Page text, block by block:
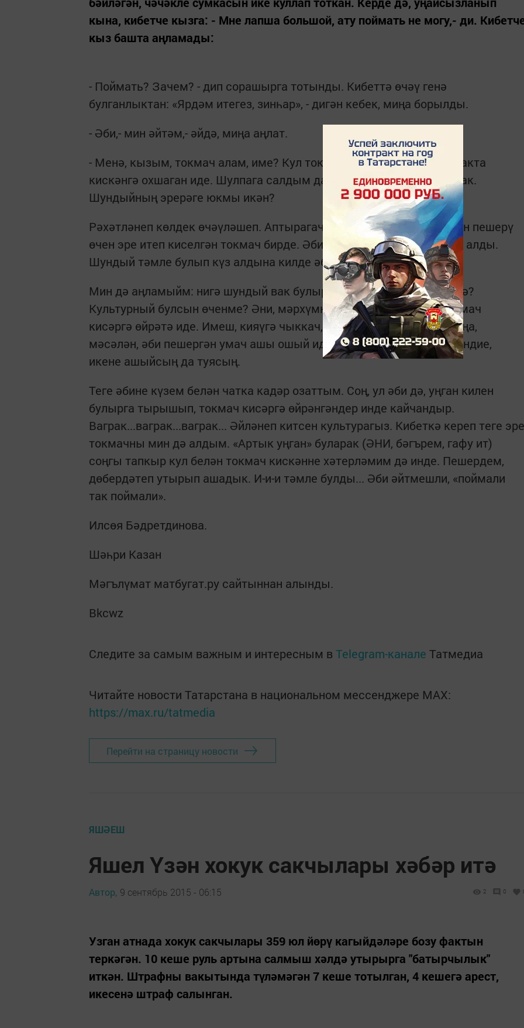
кына, кибетче кызга: - Мне лапша большой, ату поймать не могу,- ди.
кыз башта аңламады:
- Поймать? Зачем? - дип сорашырга тотынды. Кибеттә өчәү генә
булганлыктан: «Ярдәм итегез, зинһар», - дигән кебек, миңа борылды.
- Әби,- мин әйтәм,- әйдә, миңа аңлат.
- Менә, кызым, токмач алам, име? Кул токмачы. Прәме үзем яшь чакта
кискәнгә охшаган иде. Шулпага салдым да тотып булмый. Артык вак.
Шундыйның эрерәге юкмы икән?
Рәхәтләнеп көлдек өчәүләшеп. Аптырагач, сатучы кыз әбигә лагман пешерү
өчен эре итеп киселгән токмач бирде. Әби катык белән кара ипи дә алды.
Шундый тәмле булып күз алдына килде әбинең токмачлы ашы...
Мин дә аңламыйм: нигә шундый вак булырга тиеш икән ул токмач, ә?
Культурный булсын өченме? Әни, мәрхүмкәем, өстемдә торып токмач
кисәргә өйрәтә иде. Имеш, кияүгә чыккач, көләчәкләр үземнән. Миңа,
мәсәлән, әби пешергән умач ашы ошый иде. Әле умачларның да ниндие,
икене ашыйсың да туясың.
Теге әбине күзем белән чатка кадәр озаттым. Соң, ул әби дә, уңган килен
булырга тырышып, токмач кисәргә өйрәнгәндер инде кайчандыр.
Ваграк...ваграк...ваграк... Әйләнеп китсен культурагыз. Кибеткә кереп теге эре
токмачны мин дә алдым. «Артык уңган» буларак (ӘНИ, бәгърем, гафу ит)
соңгы тапкыр кул белән токмач кискәнне хәтерләмим дә инде. Пешердем,
дөбердәтеп утырып ашадык. И-и-и тәмле булды... Әби әйтмешли, «поймали
так поймали».
Илсөя Бәдретдинова.
Шәһри Казан
Мәгълүмат матбугат.ру сайтыннан алынды.
Bkcwz
Следите за самым важным и интересным в Telegram-канале Татмедиа
Читайте новости Татарстана в национальном мессенджере MАХ:
https://max.ru/tatmedia
Перейти на страницу новости
ЯШӘЕШ
Яшел Үзән хокук сакчылары хәбәр итә
Автор, 9 сентябрь 2015 - 06:15 2 0
Узган атнада хокук сакчылары 359 юл йөрү кагыйдәләре бозу фактын
теркәгән. 10 кеше руль артына салмыш хәлдә утырырга "батырчылык"
иткән. Штрафны вакытында түләмәгән 7 кеше тотылган, 4 кешегә арест,
икесенә штраф салынган.